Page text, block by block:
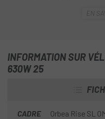
sa géométrie conçue pour
GEN2 MC avec le dernier
plus naturelle de pédaler.
EN
INFORMATION SUR
630W 25
CADRE
Orbea Rise SL